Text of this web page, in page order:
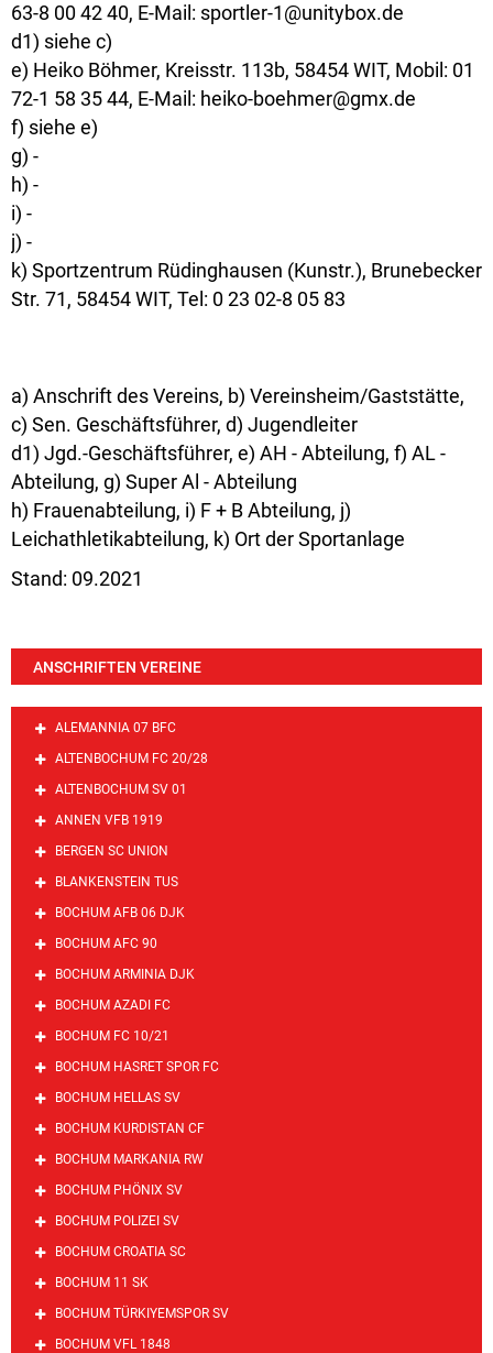
63-8 00 42 40, E-Mail: sportler-1@unitybox.de
d1) siehe c)
e) Heiko Böhmer, Kreisstr. 113b, 58454 WIT, Mobil: 01
72-1 58 35 44, E-Mail: heiko-boehmer@gmx.de
f) siehe e)
g) -
h) -
i) -
j) -
k) Sportzentrum Rüdinghausen (Kunstr.), Brunebecker
Str. 71, 58454 WIT, Tel: 0 23 02-8 05 83
a) Anschrift des Vereins, b) Vereinsheim/Gaststätte,
c) Sen. Geschäftsführer, d) Jugendleiter
d1) Jgd.-Geschäftsführer, e) AH - Abteilung, f) AL -
Abteilung, g) Super Al - Abteilung
h) Frauenabteilung, i) F + B Abteilung, j)
Leichathletikabteilung, k) Ort der Sportanlage
Stand: 09.2021
ANSCHRIFTEN VEREINE
ALEMANNIA 07 BFC
ALTENBOCHUM FC 20/28
ALTENBOCHUM SV 01
ANNEN VFB 1919
BERGEN SC UNION
BLANKENSTEIN TUS
BOCHUM AFB 06 DJK
BOCHUM AFC 90
BOCHUM ARMINIA DJK
BOCHUM AZADI FC
BOCHUM FC 10/21
BOCHUM HASRET SPOR FC
BOCHUM HELLAS SV
BOCHUM KURDISTAN CF
BOCHUM MARKANIA RW
BOCHUM PHÖNIX SV
BOCHUM POLIZEI SV
BOCHUM CROATIA SC
BOCHUM 11 SK
BOCHUM TÜRKIYEMSPOR SV
BOCHUM VFL 1848